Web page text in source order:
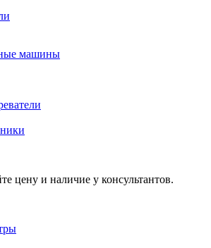
машины
цену и наличие у консультантов.